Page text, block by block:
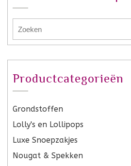
Productcategorieën
Grondstoffen
Lolly's en Lollipops
Luxe Snoepzakjes
Nougat & Spekken